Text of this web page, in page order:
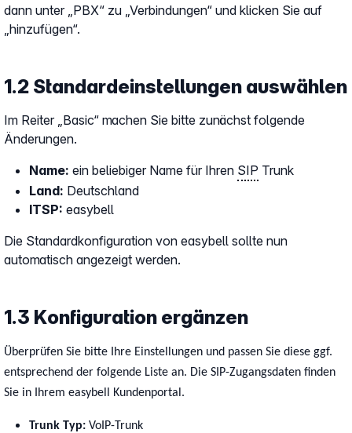
dann unter „PBX“ zu „Verbindungen“ und klicken Sie auf
„hinzufügen“.
1.2 Standardeinstellungen auswählen
Im Reiter „Basic“ machen Sie bitte zunächst folgende
Änderungen.
Name: ein beliebiger Name für Ihren SIP Trunk
Land: Deutschland
ITSP: easybell
Die Standardkonfiguration von easybell sollte nun
automatisch angezeigt werden.
1.3 Konfiguration ergänzen
Überprüfen Sie bitte Ihre Einstellungen und passen Sie diese ggf.
entsprechend der folgende Liste an. Die SIP-Zugangsdaten finden
Sie in Ihrem easybell Kundenportal.
Trunk Typ: VoIP-Trunk